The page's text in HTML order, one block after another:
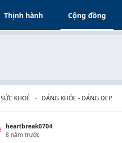
Thịnh hành Cộng đồng
SỨC KHOẺ DÁNG KHỎE - DÁNG ĐẸP
heartbreak0704
8 năm trước